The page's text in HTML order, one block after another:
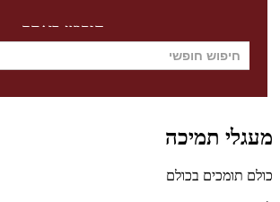
חיפוש באתר
תמיכה
בכולם